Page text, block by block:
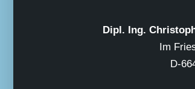
Dipl. Ing.
Im
D-